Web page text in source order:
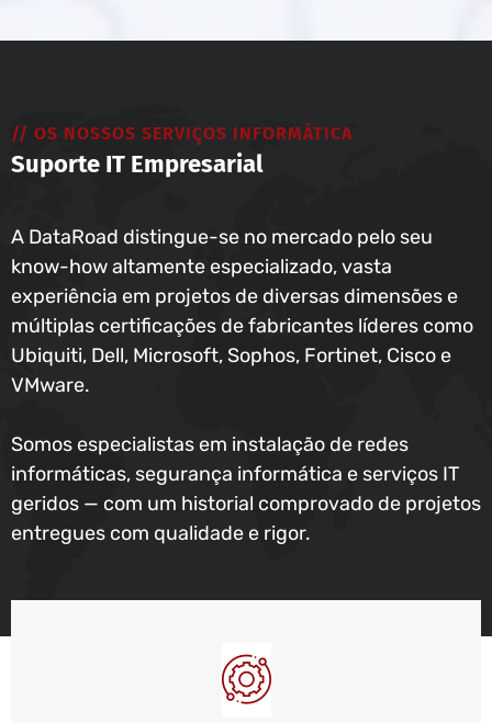
// OS NOSSOS SERVIÇOS INFORMÁTICA
Suporte IT Empresarial
A DataRoad distingue-se no mercado pelo seu
know-how altamente especializado, vasta
experiência em projetos de diversas dimensões e
múltiplas certificações de fabricantes líderes como
Ubiquiti, Dell, Microsoft, Sophos, Fortinet, Cisco e
VMware.
Somos especialistas em instalação de redes
informáticas, segurança informática e serviços IT
geridos — com um historial comprovado de projetos
entregues com qualidade e rigor.